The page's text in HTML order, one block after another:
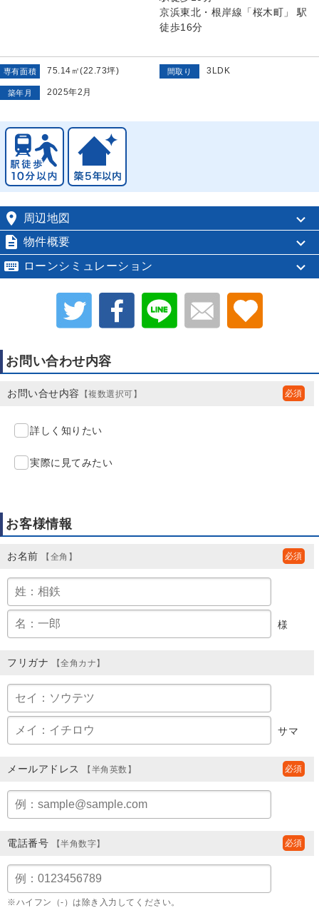
京浜東北・根岸線「桜木町」 駅
徒歩16分
専有面積 75.14㎡(22.73坪) 間取り 3LDK
築年月 2025年2月
 周辺地図
 物件概要
 ローンシミュレーション
お問い合わせ内容
お問い合せ内容 【複数選択可】
詳しく知りたい
実際に見てみたい
お客様情報
お名前 【全角】
様
フリガナ 【全角カナ】
サマ
メールアドレス 【半角英数】
電話番号 【半角数字】
※ハイフン（-）は除き入力してください。